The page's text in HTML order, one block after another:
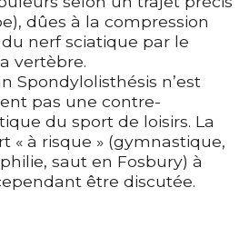
dûes à la compression
du nerf sciatique par le
vertèbre.
Spondylolisthésis n’est
pas une contre-
du sport de loisirs. La
« à risque » (gymnastique,
saut en Fosbury) à
être discutée.